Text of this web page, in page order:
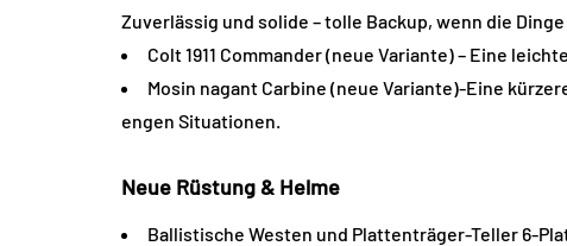
Zuverlässig und solide – tolle Backup, wenn die
Colt 1911 Commander (neue Variante) – Eine
Mosin nagant Carbine (neue Variante)-Eine
engen Situationen.
Neue Rüstung & Helme
Ballistische Westen und Plattenträger-Teller 6-